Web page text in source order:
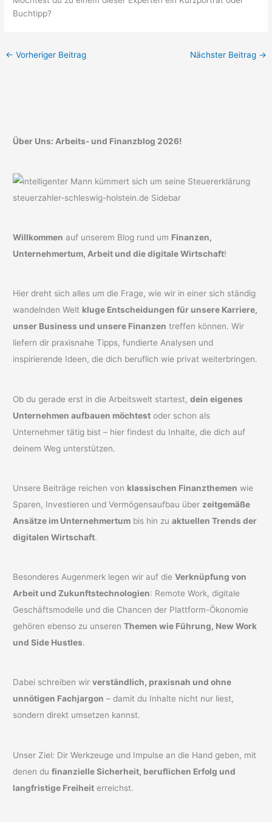
Buchtipp?
← Vorheriger Beitrag Nächster Beitrag →
Über Uns: Arbeits- und Finanzblog 2026!
Willkommen auf unserem Blog rund um Finanzen,
Unternehmertum, Arbeit und die digitale Wirtschaft!
Hier dreht sich alles um die Frage, wie wir in einer sich ständig
wandelnden Welt kluge Entscheidungen für unsere Karriere,
unser Business und unsere Finanzen treffen können. Wir
liefern dir praxisnahe Tipps, fundierte Analysen und
inspirierende Ideen, die dich beruflich wie privat weiterbringen.
Ob du gerade erst in die Arbeitswelt startest,dein eigenes
Unternehmen aufbauen möchtest oder schon als
Unternehmer tätig bist – hier findest du Inhalte, die dich auf
deinem Weg unterstützen.
Unsere Beiträge reichen von klassischen Finanzthemen wie
Sparen, Investieren und Vermögensaufbau über zeitgemäße
Ansätze im Unternehmertum bis hin zuaktuellen Trends der
digitalen Wirtschaft.
Besonderes Augenmerk legen wir auf dieVerknüpfung von
Arbeit und Zukunftstechnologien: Remote Work, digitale
Geschäftsmodelle und die Chancen der Plattform-Ökonomie
gehören ebenso zu unserenThemen wie Führung, New Work
und Side Hustles.
Dabei schreiben wirverständlich, praxisnah und ohne
unnötigen Fachjargon – damit du Inhalte nicht nur liest,
sondern direkt umsetzen kannst.
Unser Ziel: Dir Werkzeuge und Impulse an die Hand geben, mit
denen dufinanzielle Sicherheit, beruflichen Erfolg und
langfristige Freiheit erreichst.